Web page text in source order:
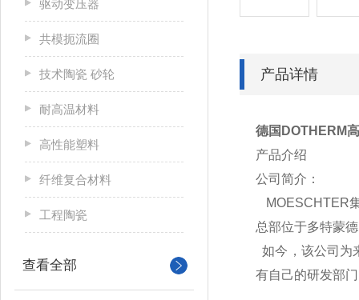
驱动变压器
共模扼流圈
技术陶瓷 砂轮
耐高温材料
高性能塑料
纤维复合材料
工程陶瓷
查看全部
产品详情
德国DOTHERM
产品介绍
公司简介：
MOESCHTER
总部位于多特蒙
如今，该公司为
有自己的研发部